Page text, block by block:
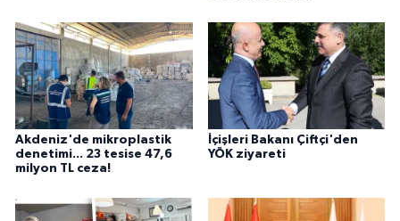
Akdeniz'de mikroplastik
denetimi... 23 tesise 47,6
milyon TL ceza!
İçişleri Bakanı Çiftçi'den
YÖK ziyareti